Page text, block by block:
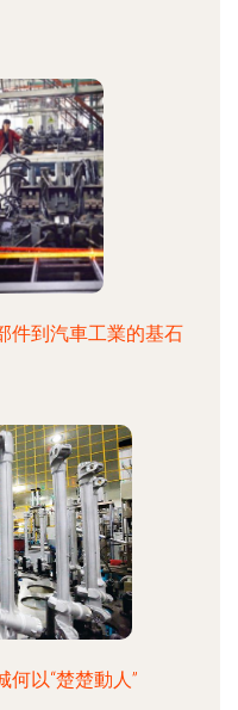
件到汽車工業的基石
何以“楚楚動人”